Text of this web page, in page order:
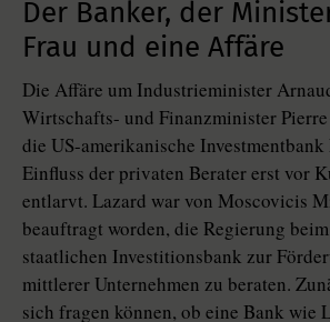
Der Banker, der
Frau und eine Affäre
Die Affäre um Industrieminister
Wirtschafts- und Finanzminister
die US-amerikanische Investmentbank
Einfluss der privaten Berater erst vor
entlarvt. Lazard war von Moscovicis
beauftragt worden, die Regierung
staatlichen Investitionsbank zur
mittlerer Unternehmen zu beraten.
sich fragen können, ob eine Bank wie